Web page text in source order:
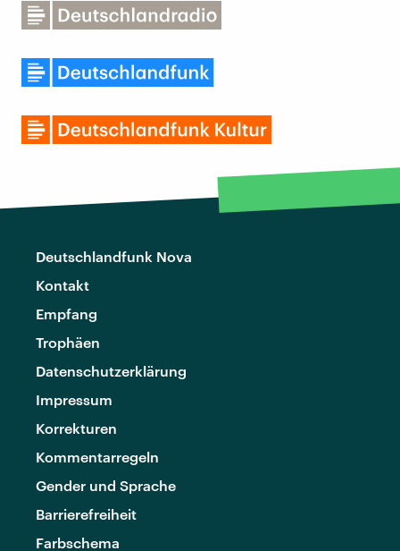
Deutschlandfunk Nova
Kontakt
Empfang
Trophäen
Datenschutzerklärung
Impressum
Korrekturen
Kommentarregeln
Gender und Sprache
Barrierefreiheit
Farbschema